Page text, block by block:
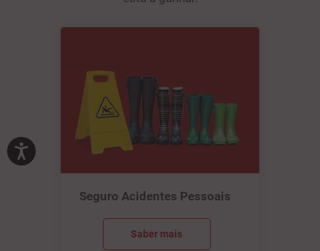
Seguro Acidentes Pessoais
Saber mais